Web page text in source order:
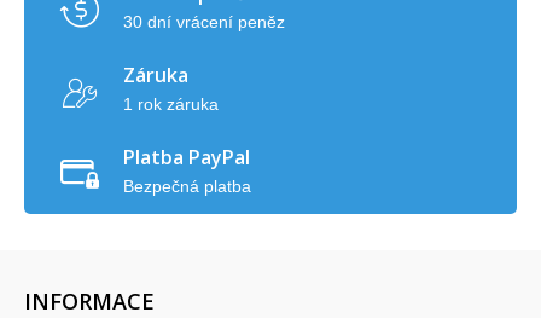
30 dní vrácení peněz
Záruka
1 rok záruka
Platba PayPal
Bezpečná platba
INFORMACE